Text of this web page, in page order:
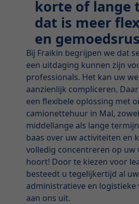
korte of lange
dat is meer
en
Bij Fraikin begrijpen we dat
een uitdaging kunnen zijn
professionals. Het kan uw
aanzienlijk compliceren.
een flexibele oplossing met
camionettehuur in Mal,
middellange als lange
baas over uw activiteiten en
volledig concentreren op uw
hoort! Door te kiezen voor
besteedt u tegelijkertijd al uw
administratieve en
aan ons uit.